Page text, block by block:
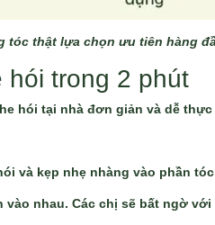
tóc thật lựa chọn ưu tiên hàng
hói trong 2 phút
hói tại nhà đơn giản và dễ thực
và kẹp nhẹ nhàng vào phần
vào nhau. Các chị sẽ bất ngờ